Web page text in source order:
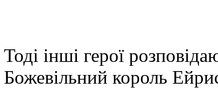
Тоді інші герої
Божевільний король